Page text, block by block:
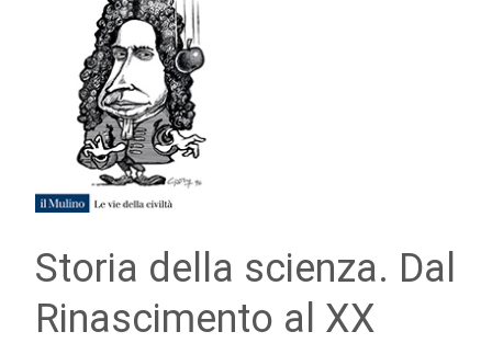
Storia della scienza. Dal
Rinascimento al XX